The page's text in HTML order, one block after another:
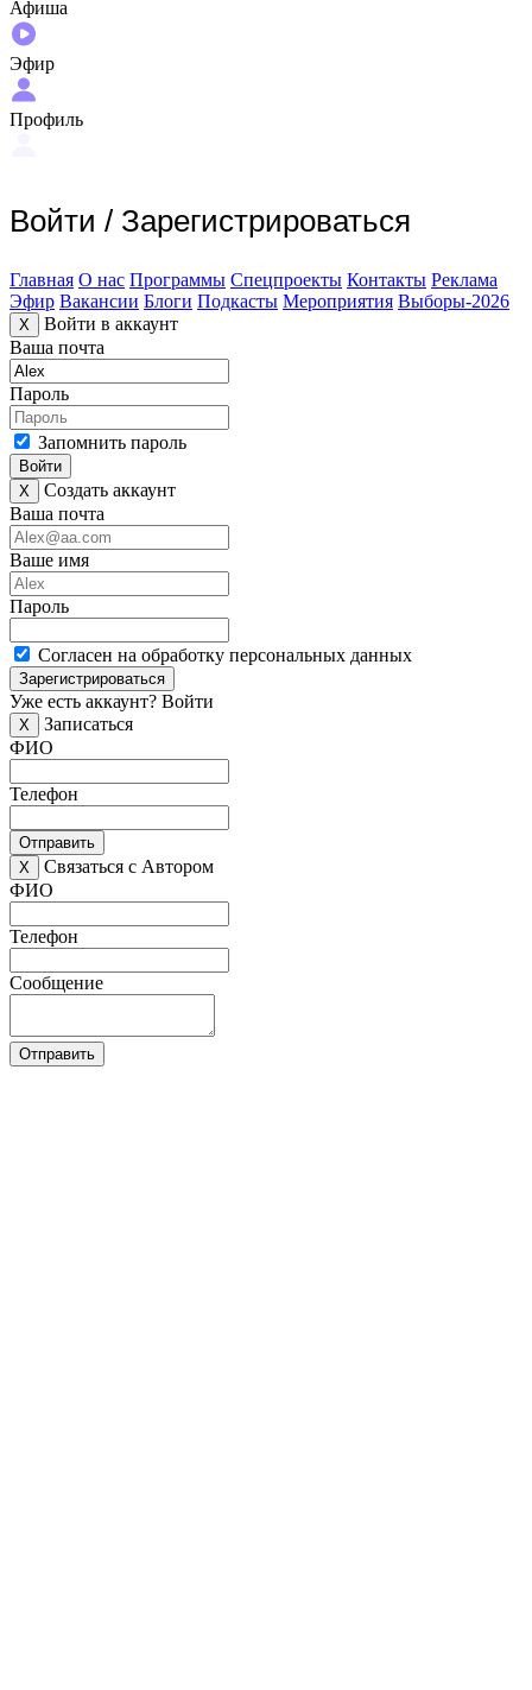
Афиша
Эфир
Профиль
Войти / Зарегистрироваться
Главная О нас Программы Спецпроекты Контакты Реклама
Эфир Вакансии Блоги Подкасты Мероприятия Выборы-2026
X
Войти в аккаунт
Ваша почта
Пароль
Запомнить пароль
Войти
X
Создать аккаунт
Ваша почта
Ваше имя
Пароль
Согласен на обработку персональных данных
Зарегистрироваться
Уже есть аккаунт? Войти
X
Записаться
ФИО
Телефон
Отправить
X
Связаться с Автором
ФИО
Телефон
Сообщение
Отправить